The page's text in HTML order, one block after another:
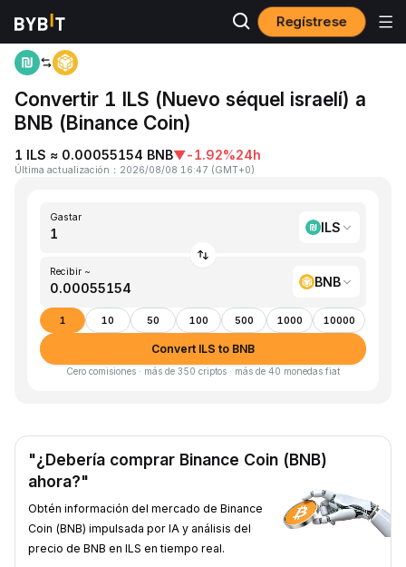
Regístrese
Inicio ILS to BNB
Convertir 1 ILS (Nuevo séquel israelí) a
BNB (Binance Coin)
1 ILS ≈ 0.00055154 BNB▼-1.92%24h
Última actualización ： 2026/08/08 16:47 (GMT+0)
Gastar
ILS
Recibir ~
BNB
1 10 50 100 500 1000 10000
Convert ILS to BNB
Cero comisiones · más de 350 criptos · más de 40 monedas fiat
"¿Debería comprar Binance Coin (BNB)
ahora?"
Obtén información del mercado de Binance
Coin (BNB) impulsada por IA y análisis del
precio de BNB en ILS en tiempo real.